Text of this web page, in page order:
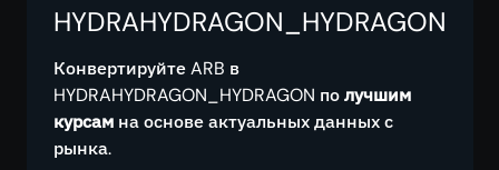
HYDRAHYDRAGON_HYDRAGON
Конвертируйте ARB в
HYDRAHYDRAGON_HYDRAGON получшим
курсам на основе актуальных данных с
рынка.